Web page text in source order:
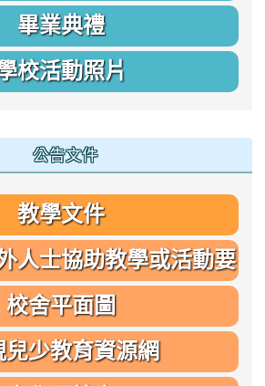
畢業典禮
校活動照片
公告文件
教學文件
人士協助教學或活動要
點
校舍平面圖
兒少教育資源網